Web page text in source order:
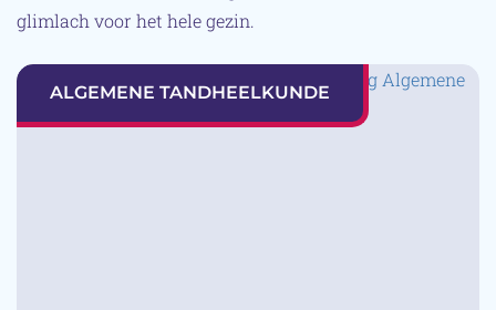
glimlach voor het hele gezin.
ALGEMENE TANDHEELKUNDE